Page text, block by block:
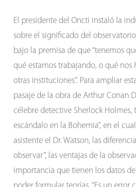
El presidente del Oncti instaló la
sobre el significado del
bajo la premisa de que “tenemos
qué estamos trabajando, o qué nos
otras instituciones”. Para ampliar
pasaje de la obra de Arthur Conan
célebre detective Sherlock Holmes,
escándalo en la Bohemia”, en el
asistente el Dr. Watson, las
observar”, las ventajas de la
importancia que tienen los datos